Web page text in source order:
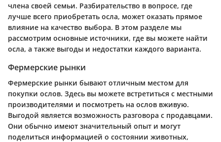
члена своей семьи. Разбирательство в вопросе, где
лучше всего приобретать осла, может оказать прямое
влияние на качество выбора. В этом разделе мы
рассмотрим основные источники, где вы можете найти
осла, а также выгоды и недостатки каждого варианта.
Фермерские рынки
Фермерские рынки бывают отличным местом для
покупки ослов. Здесь вы можете встретиться с местными
производителями и посмотреть на ослов вживую.
Выгодой является возможность разговора с продавцами.
Они обычно имеют значительный опыт и могут
поделиться информацией о состоянии животных,